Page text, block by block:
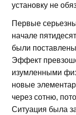
установку не
Первые
начале
были
Эффект
изумленными
новые
через сотню,
Ситуация была